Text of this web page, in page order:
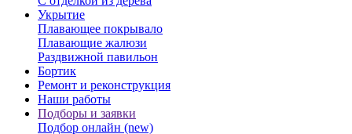
Укрытие
Плавающее покрывало
Плавающие жалюзи
Раздвижной павильон
Бортик
Ремонт и реконструкция
Наши работы
Подборы и заявки
Подбор онлайн (new)